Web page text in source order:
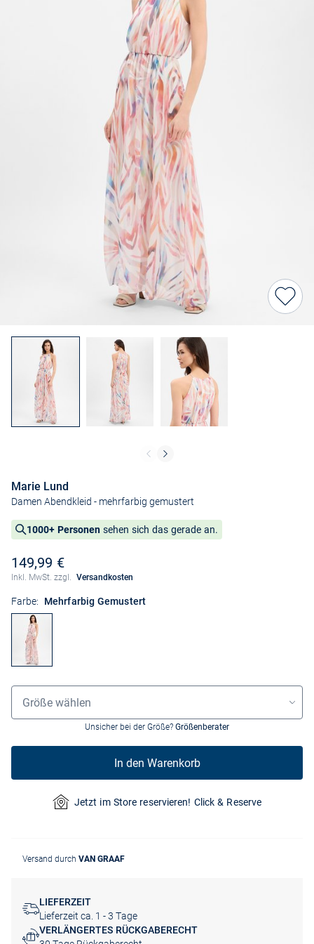
Marie Lund
Damen Abendkleid - mehrfarbig gemustert
1000+ Personen sehen sich das gerade an.
149,99 €
Inkl. MwSt. zzgl. Versandkosten
Farbe: Mehrfarbig Gemustert
Größenauswahl
Größe wählen
Unsicher bei der Größe? Größenberater
In den Warenkorb
Jetzt im Store reservieren! Click & Reserve
Versand durch VAN GRAAF
LIEFERZEIT
Lieferzeit ca. 1 - 3 Tage
VERLÄNGERTES RÜCKGABERECHT